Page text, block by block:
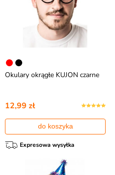
Okulary okrągłe KUJON czarne
12,99 zł
do koszyka
Expresowa wysyłka